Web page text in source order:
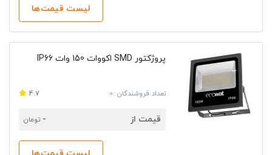
لیست قیمت‌ها
پروژکتور SMD اکووات 150 وات IP66
تعداد فروشندگان :0 4.7
قیمت از - تومان